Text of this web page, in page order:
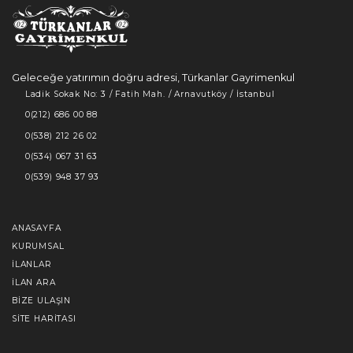
Geleceğe yatırımın doğru adresi, Türkanlar Gayrimenkul
Ladik Sokak No: 3 / Fatih Mah. / Arnavutköy / İstanbul
0(212) 686 00 88
0(538) 212 26 02
0(534) 067 31 63
0(539) 948 37 93
ANASAYFA
KURUMSAL
İLANLAR
İLAN ARA
BIZE ULAŞIN
SITE HARITASI